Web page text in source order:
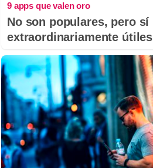
9 apps que valen oro
No son populares, pero sí
extraordinariamente útiles